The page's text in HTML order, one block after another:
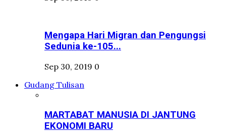
Mengapa Hari Migran dan Pengungsi
Sedunia ke-105...
Sep 30, 2019 0
Gudang Tulisan
MARTABAT MANUSIA DI JANTUNG
EKONOMI BARU